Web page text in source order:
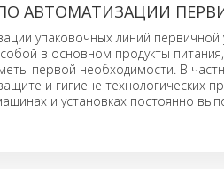
АВТОМАТИЗАЦИИ
упаковочных линий
в основном продукты
первой необходимости. В
и гигиене технологических
и установках постоянно